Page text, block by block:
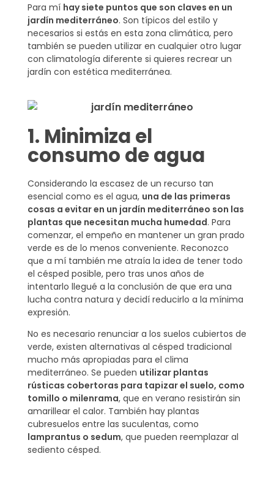
Para mí hay siete puntos que son claves en un
jardín mediterráneo. Son típicos del estilo y
necesarios si estás en esta zona climática, pero
también se pueden utilizar en cualquier otro lugar
con climatología diferente si quieres recrear un
jardín con estética mediterránea.
1. Minimiza el
consumo de agua
Considerando la escasez de un recurso tan
esencial como es el agua, una de las primeras
cosas a evitar en un jardín mediterráneo son las
plantas que necesitan mucha humedad. Para
comenzar, el empeño en mantener un gran prado
verde es de lo menos conveniente. Reconozco
que a mí también me atraía la idea de tener todo
el césped posible, pero tras unos años de
intentarlo llegué a la conclusión de que era una
lucha contra natura y decidí reducirlo a la mínima
expresión.
No es necesario renunciar a los suelos cubiertos de
verde, existen alternativas al césped tradicional
mucho más apropiadas para el clima
mediterráneo. Se pueden utilizar plantas
rústicas cobertoras para tapizar el suelo, como
tomillo o milenrama, que en verano resistirán sin
amarillear el calor. También hay plantas
cubresuelos entre las suculentas, como
lamprantus o sedum, que pueden reemplazar al
sediento césped.